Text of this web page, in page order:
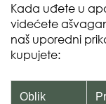
Kada uđete u
videćete
naš uporedni
kupujete:
Oblik